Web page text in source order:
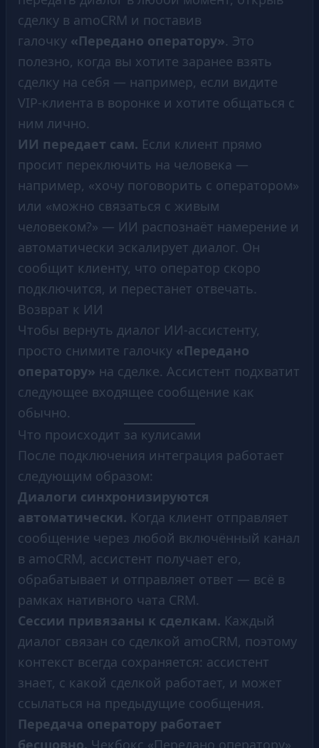
сделку в amoCRM и поставив
галочку «Передано оператору». Это
полезно, когда вы хотите заранее взять
сделку на себя — например, если видите
VIP-клиента в воронке и хотите общаться с
ним лично.
ИИ передает сам. Если клиент прямо
просит переключить на человека —
например, «хочу поговорить с оператором»
или «можно связаться с живым
человеком?» — ИИ распознаёт намерение и
автоматически эскалирует диалог. Он
сообщит клиенту, что оператор скоро
подключится, и перестанет отвечать.
Возврат к ИИ
Чтобы вернуть диалог ИИ-ассистенту,
просто снимите галочку «Передано
оператору» на сделке. Ассистент подхватит
следующее входящее сообщение как
обычно.
Что происходит за кулисами
После подключения интеграция работает
следующим образом:
Диалоги синхронизируются
автоматически. Когда клиент отправляет
сообщение через любой включённый канал
в amoCRM, ассистент получает его,
обрабатывает и отправляет ответ — всё в
рамках нативного чата CRM.
Сессии привязаны к сделкам. Каждый
диалог связан со сделкой amoCRM, поэтому
контекст всегда сохраняется: ассистент
знает, с какой сделкой работает, и может
ссылаться на предыдущие сообщения.
Передача оператору работает
бесшовно. Чекбокс «Передано оператору»